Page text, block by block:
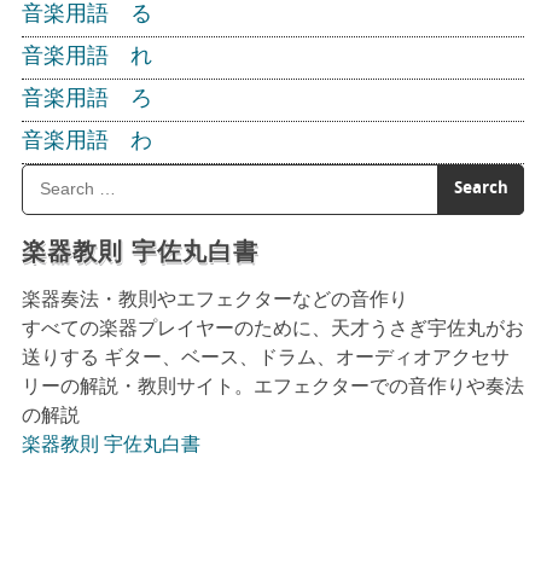
音楽用語 る
音楽用語 れ
音楽用語 ろ
音楽用語 わ
楽器教則 宇佐丸白書
楽器奏法・教則やエフェクターなどの音作り
すべての楽器プレイヤーのために、天才うさぎ宇佐丸がお
送りする ギター、ベース、ドラム、オーディオアクセサ
リーの解説・教則サイト。エフェクターでの音作りや奏法
の解説
楽器教則 宇佐丸白書